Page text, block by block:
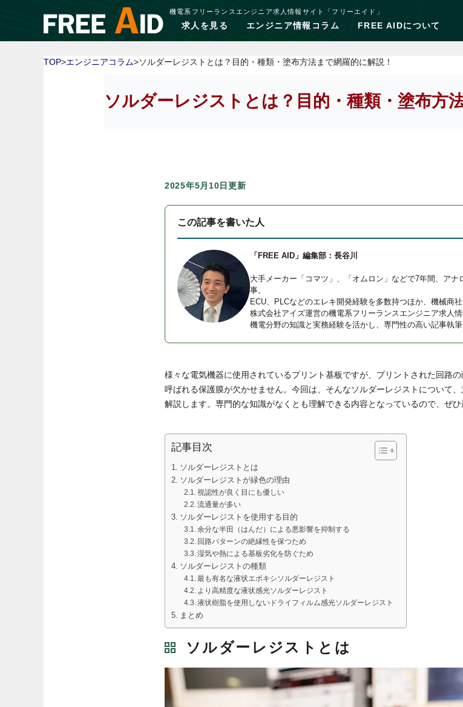
機電系フリーランスエンジニア求人情報サイト「フリーエイド」
求人を見る エンジニア情報コラム FREE AIDについて
TOP>エンジニアコラム>ソルダーレジストとは？目的・種類・塗布方法まで網羅的に解説！
ソルダーレジストとは？目的・種類・塗布方
2025年5月10日更新
この記事を書いた人
「FREE AID」編集部：長谷川
大手メーカー「コマツ」、「オムロン」などで7年間、ア
事。
ECU、PLCなどのエレキ開発経験を多数持つほか、機械商社
株式会社アイズ運営の機電系フリーランスエンジニア求人
機電分野の知識と実務経験を活かし、専門性の高い記事執筆
様々な電気機器に使用されているプリント基板ですが、プリントされた回路
呼ばれる保護膜が欠かせません。今回は、そんなソルダーレジストについて
解説します。専門的な知識がなくとも理解できる内容となっているので、ぜひ
記事目次
ソルダーレジストとは
ソルダーレジストが緑色の理由
視認性が良く目にも優しい
流通量が多い
ソルダーレジストを使用する目的
余分な半田（はんだ）による悪影響を抑制する
回路パターンの絶縁性を保つため
湿気や熱による基板劣化を防ぐため
ソルダーレジストの種類
最も有名な液状エポキシソルダーレジスト
より高精度な液状感光ソルダーレジスト
液状樹脂を使用しないドライフィルム感光ソルダーレジスト
まとめ
ソルダーレジストとは